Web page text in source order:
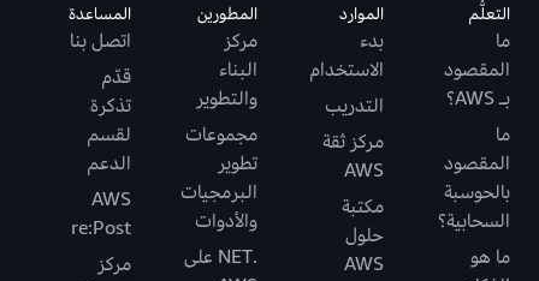
التعلُّم
ما
المقصود
بـ AWS؟
ما
المقصود
بالحوسبة
السحابية؟
ما هو
الموارد
بدء
الاستخدام
التدريب
مركز ثقة
AWS
مكتبة
حلول
AWS
المطورين
مركز
البناء
والتطوير
مجموعات
تطوير
البرمجيات
والأدوات
.NET على
المساعدة
اتصل بنا
قدّم
تذكرة
لقسم
الدعم
AWS
re:Post
مركز